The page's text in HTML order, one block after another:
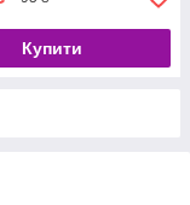
Купити